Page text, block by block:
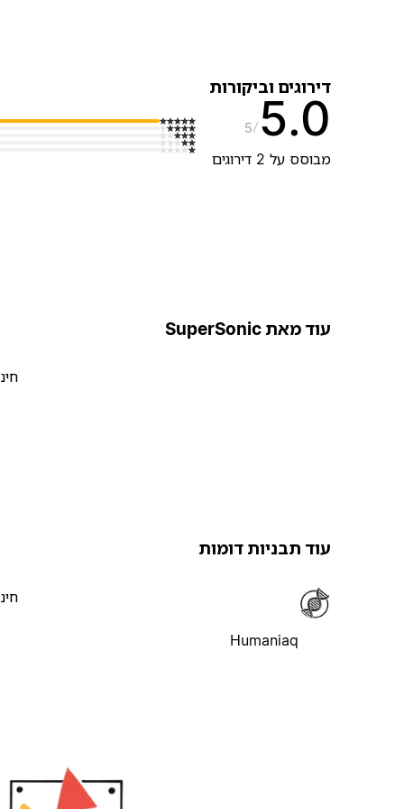
דירוגים וביקורות
5.0
5
מבוסס על 2 דירוגים
עוד מאת SuperSonic
עוד תבניות דומות
Humaniaq